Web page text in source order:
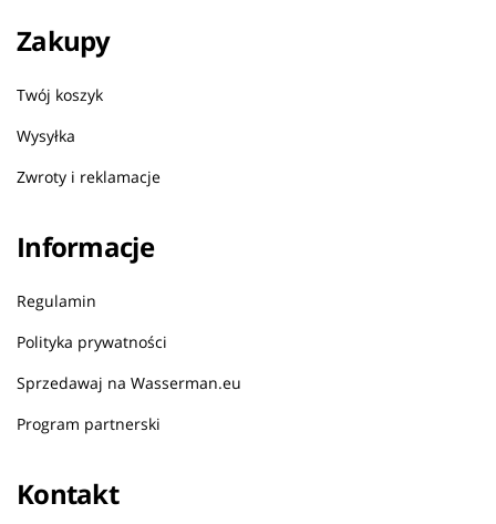
Zakupy
Twój koszyk
Wysyłka
Zwroty i reklamacje
Informacje
Regulamin
Polityka prywatności
Sprzedawaj na Wasserman.eu
Program partnerski
Kontakt